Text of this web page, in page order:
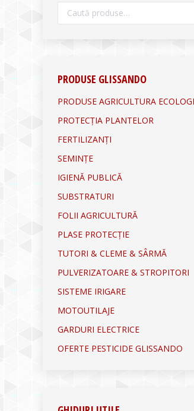
PRODUSE GLISSANDO
PRODUSE AGRICULTURA
PROTECȚIA PLANTELOR
FERTILIZANȚI
SEMINȚE
IGIENĂ PUBLICĂ
SUBSTRATURI
FOLII AGRICULTURĂ
PLASE PROTECȚIE
TUTORI & CLEME & SÂRMĂ
PULVERIZATOARE & STROPITORI
SISTEME IRIGARE
MOTOUTILAJE
GARDURI ELECTRICE
OFERTE PESTICIDE GLISSANDO